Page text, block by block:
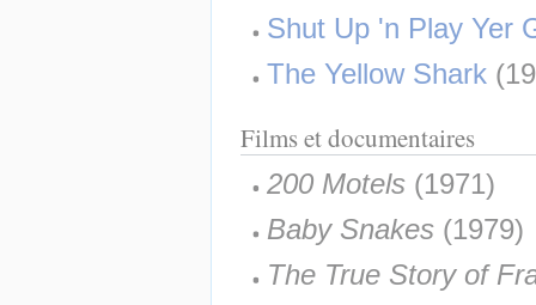
Shut Up 'n Play Yer
The Yellow Shark
Films et documentaires
200 Motels (1971)
Baby Snakes (1979)
The True Story of